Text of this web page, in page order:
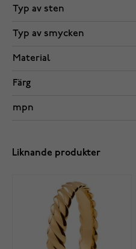
Typ av sten
Typ av smycken
Material
Färg
mpn
Liknande produkter